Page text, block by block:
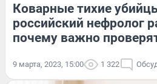
Коварные тихие
российский нефролог
почему важно
9 марта, 2023, 15:00 1 322